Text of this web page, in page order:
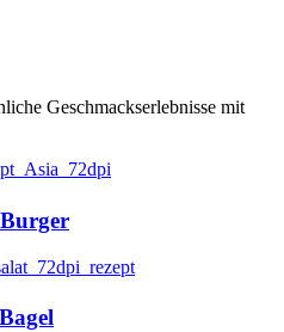
Geschmackserlebnisse mit
Bagel